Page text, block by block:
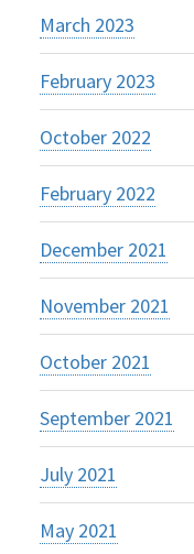
March 2023
February 2023
October 2022
February 2022
December 2021
November 2021
October 2021
September 2021
July 2021
May 2021